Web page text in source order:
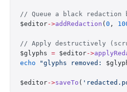
// Queue a black
$editor->addRedaction ( 0 ,
// Apply destructively
$glyphs = $editor->
echo "glyphs removed:
$editor->saveTo (